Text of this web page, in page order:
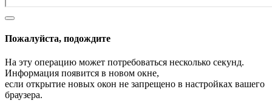
Пожалуйста, подождите
На эту операцию может потребоваться несколько секунд.
Информация появится в новом окне,
если открытие новых окон не запрещено в настройках вашего
браузера.